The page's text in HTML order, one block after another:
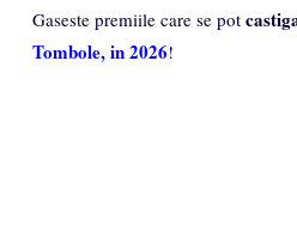
Gaseste premiile care se pot
Tombole, in 2026!